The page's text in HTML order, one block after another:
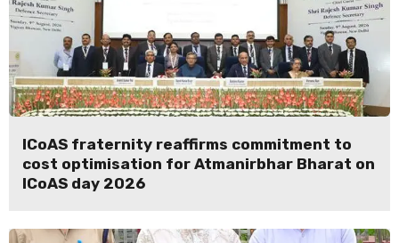
ICoAS fraternity reaffirms commitment to
cost optimisation for Atmanirbhar Bharat on
ICoAS day 2026